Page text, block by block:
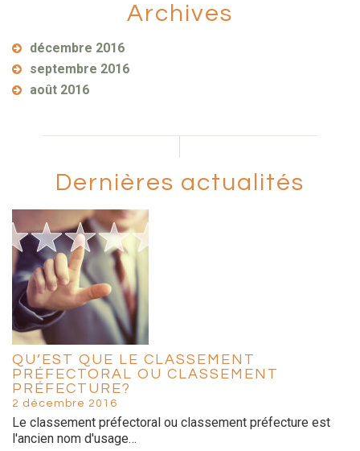
Archives
décembre 2016
septembre 2016
août 2016
Dernières actualités
QU’EST QUE LE CLASSEMENT
PRÉFECTORAL OU CLASSEMENT
PRÉFECTURE?
2 décembre 2016
Le classement préfectoral ou classement préfecture est
l'ancien nom d'usage…